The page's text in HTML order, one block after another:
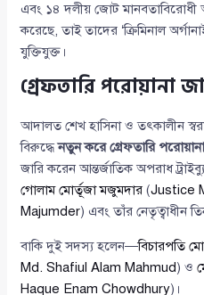
এবং ১৪ দলীয় জোট মানবতাবিরোধী
করেছে, তাই তাদের ‘ক্রিমিনাল
যুক্তিযুক্ত।
গ্রেফতারি পরোয়ানা
আদালত শেখ হাসিনা ও তৎকালীন
বিরুদ্ধেনতুন করে গ্রেফতারি
জারি করেন আন্তর্জাতিক অপরাধ
গোলাম মোর্তূজা মজুমদার (Justice
Majumder) এবং তাঁর নেতৃত্বাধীন
বাকি দুই সদস্য হলেন—বিচারপতি
Md. Shafiul Alam Mahmud) ও
Haque Enam Chowdhury)।